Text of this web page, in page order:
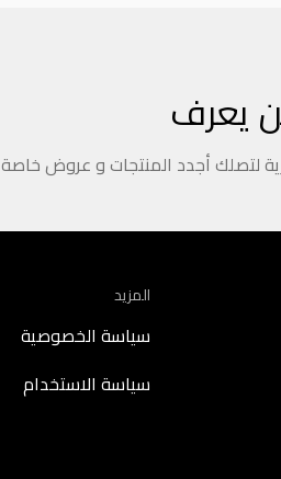
يعرف
لتصلك أجدد المنتجات و عروض خاصة
المزيد
سياسة الخصوصية
سياسة الاستخدام